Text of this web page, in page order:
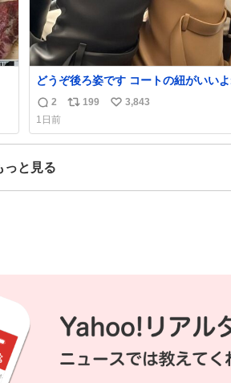
どうぞ後ろ姿です コートの紐がいい
して腰が細い
返
信
数
2
リ
ス
199
い
ね
3,843
1日前
っと見る